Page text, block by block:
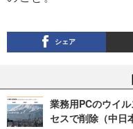
シェア
業務用PCのウイ
セスで削除（中日